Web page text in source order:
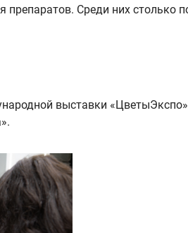
препаратов. Среди них столько
выставки